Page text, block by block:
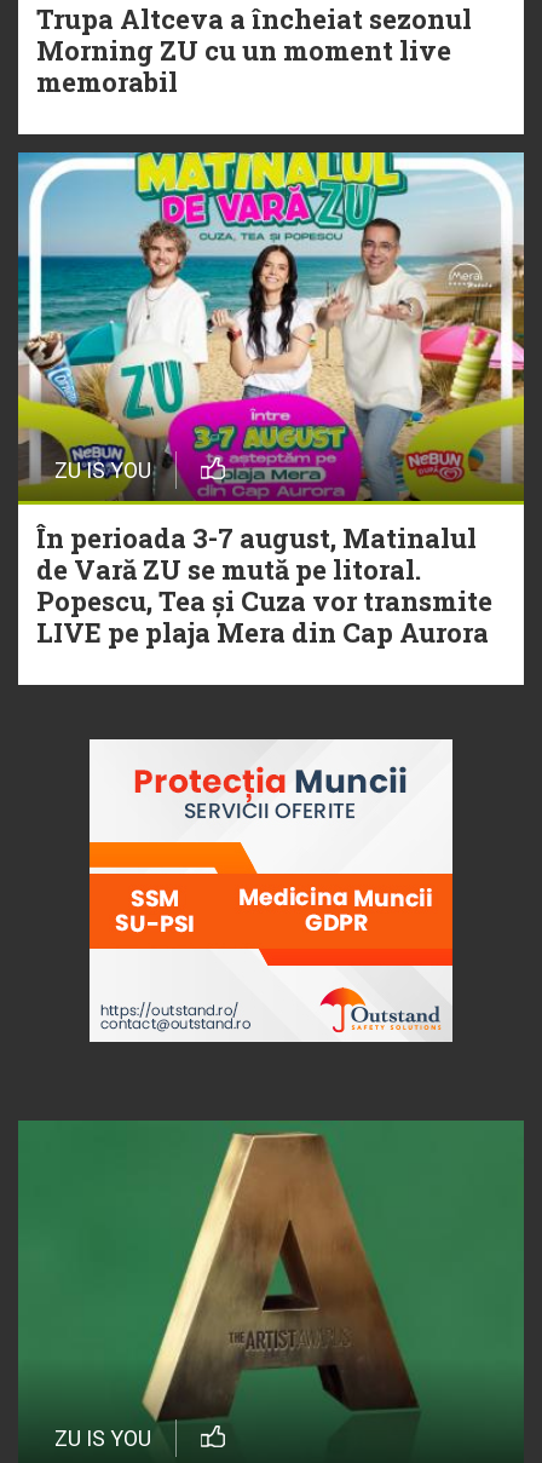
20 Iulie
Torpedoul lui Morar: Theo Rose -
Trupa Altceva a încheiat sezonul
Morning ZU cu un moment live
memorabil
ZU IS YOU
În perioada 3-7 august, Matinalul
de Vară ZU se mută pe litoral.
Popescu, Tea și Cuza vor transmite
LIVE pe plaja Mera din Cap Aurora
ZU IS YOU